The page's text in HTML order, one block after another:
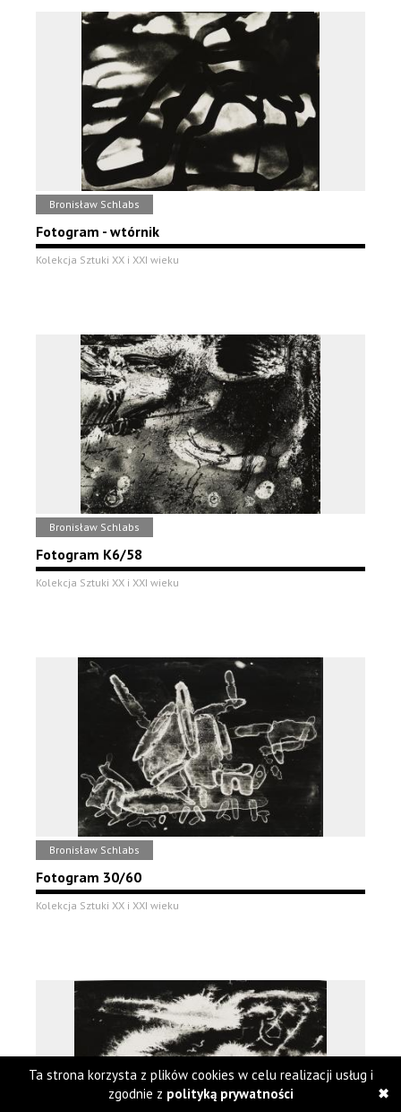
Bronisław Schlabs
Fotogram - wtórnik
Kolekcja Sztuki XX i XXI wieku
Bronisław Schlabs
Fotogram K6/58
Kolekcja Sztuki XX i XXI wieku
Bronisław Schlabs
Fotogram 30/60
Kolekcja Sztuki XX i XXI wieku
Ta strona korzysta z plików cookies w celu realizacji usług i
zgodnie z polityką prywatności